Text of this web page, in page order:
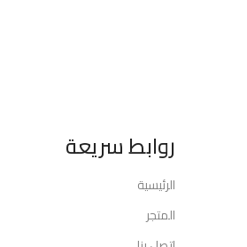
روابط سريعة
الرئيسية
المتجر